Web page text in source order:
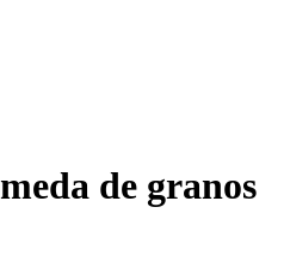
de granos